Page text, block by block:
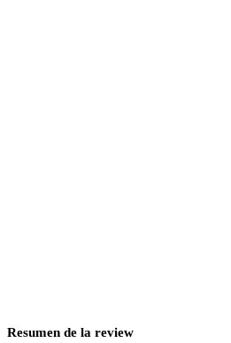
Resumen de la review